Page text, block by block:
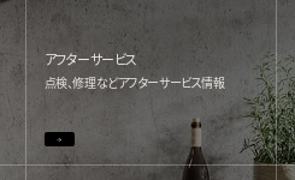
アフターサービス
点検、修理などアフターサービス情報